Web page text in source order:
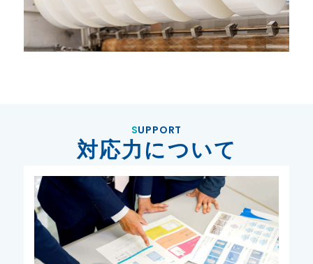
SUPPORT
対応力について